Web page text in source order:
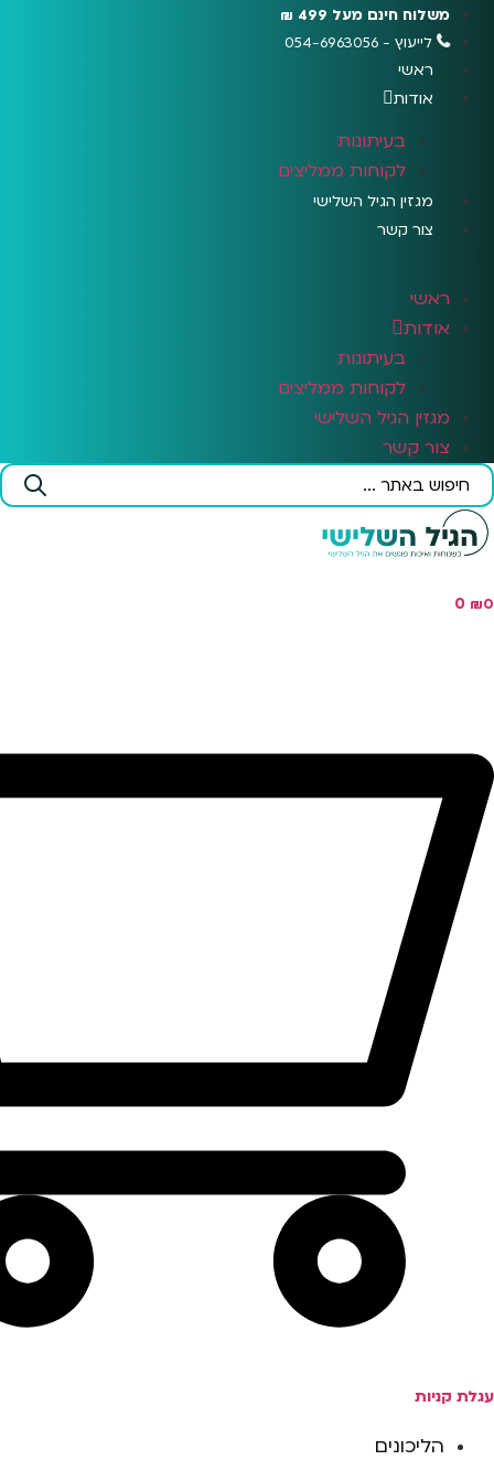
לתוכן
משלוח חינם מעל 499 ₪
לייעוץ - 054-6963056
ראשי
אודות
בעיתונות
לקוחות ממליצים
מגזין הגיל השלישי
צור קשר
ראשי
אודות
בעיתונות
לקוחות ממליצים
מגזין הגיל השלישי
צור קשר
Search
...
₪0
0
עגלת קניות
הליכונים